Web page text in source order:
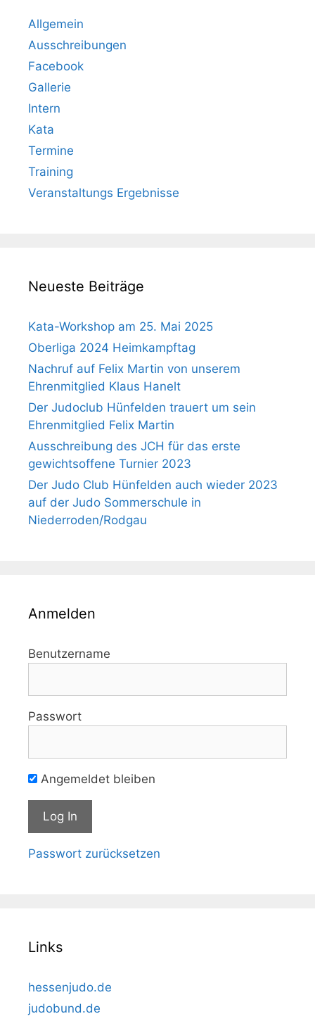
Allgemein
Ausschreibungen
Facebook
Gallerie
Intern
Kata
Termine
Training
Veranstaltungs Ergebnisse
Neueste Beiträge
Kata-Workshop am 25. Mai 2025
Oberliga 2024 Heimkampftag
Nachruf auf Felix Martin von unserem
Ehrenmitglied Klaus Hanelt
Der Judoclub Hünfelden trauert um sein
Ehrenmitglied Felix Martin
Ausschreibung des JCH für das erste
gewichtsoffene Turnier 2023
Der Judo Club Hünfelden auch wieder 2023
auf der Judo Sommerschule in
Niederroden/Rodgau
Anmelden
Benutzername
Passwort
Angemeldet bleiben
Passwort zurücksetzen
Links
hessenjudo.de
judobund.de